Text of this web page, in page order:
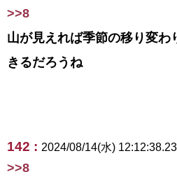
>>8
山が見えれば季節の移り変わ
きるだろうね
142 : 2024/08/14(水) 12:12:38.23
>>8